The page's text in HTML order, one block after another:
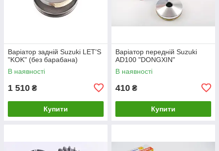
Варіатор задній Suzuki LET'S
"KOK" (без барабана)
В наявності
1 510 ₴
Купити
Варіатор передній Suzuki
AD100 "DONGXIN"
В наявності
410 ₴
Купити